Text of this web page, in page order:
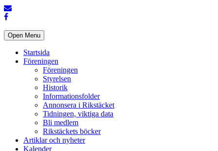
Open Menu
Startsida
Föreningen
Föreningen
Styrelsen
Historik
Informationsfolder
Annonsera i Rikstäcket
Tidningen, viktiga data
Bli medlem
Rikstäckets böcker
Artiklar och nyheter
Kalender